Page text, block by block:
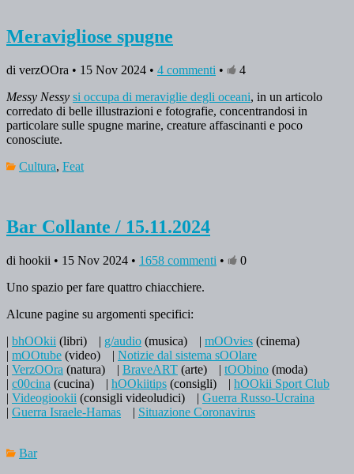
Meravigliose spugne
di verzOOra • 15 Nov 2024 • 4 commenti •
4
Messy Nessy si occupa di meraviglie degli oceani, in un articolo
corredato di belle illustrazioni e fotografie, concentrandosi in
particolare sulle spugne marine, creature affascinanti e poco
conosciute.
Cultura, Feat
Bar Collante / 15.11.2024
di hookii • 15 Nov 2024 • 1658 commenti •
0
Uno spazio per fare quattro chiacchiere.
Alcune pagine su argomenti specifici:
| bhOOkii (libri) | g/audio (musica) | mOOvies (cinema)
| mOOtube (video) | Notizie dal sistema sOOlare
| VerzOOra (natura) | BraveART (arte) | tOObino (moda)
| c00cina (cucina) | hOOkiitips (consigli) | hOOkii Sport Club
| Videogiookii (consigli videoludici) | Guerra Russo-Ucraina
| Guerra Israele-Hamas | Situazione Coronavirus
Bar